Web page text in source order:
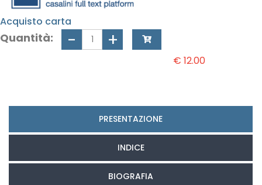
Acquisto carta
Quantità:
€ 12.00
PRESENTAZIONE
INDICE
BIOGRAFIA